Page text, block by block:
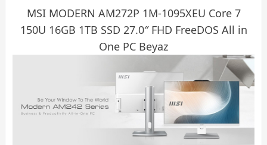
MSI MODERN AM272P 1M-1095XEU Core 7
150U 16GB 1TB SSD 27.0″ FHD FreeDOS All in
One PC Beyaz